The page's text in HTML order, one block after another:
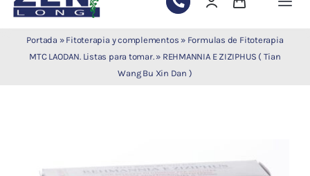
Electroacupuntura
Portada » Fitoterapia y complementos » Formulas de Fitoterapia
MTC LAODAN. Listas para tomar.» REHMANNIA E ZIZIPHUS ( Tian
Wang Bu Xin Dan )